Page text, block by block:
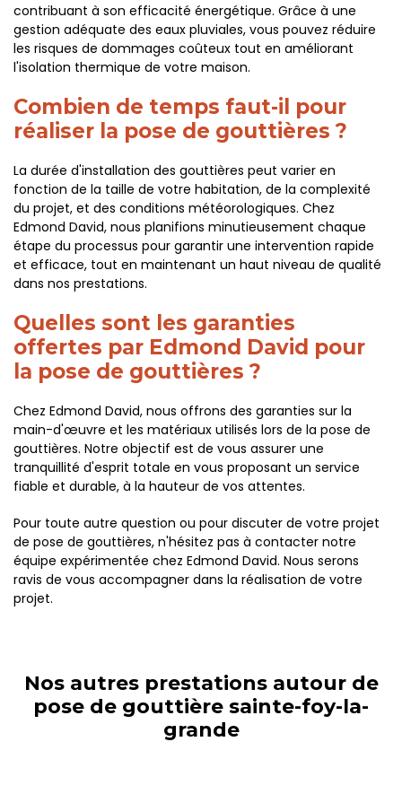
contribuant à son efficacité énergétique. Grâce à une
gestion adéquate des eaux pluviales, vous pouvez réduire
les risques de dommages coûteux tout en améliorant
l'isolation thermique de votre maison.
Combien de temps faut-il pour
réaliser la pose de gouttières ?
La durée d'installation des gouttières peut varier en
fonction de la taille de votre habitation, de la complexité
du projet, et des conditions météorologiques. Chez
Edmond David, nous planifions minutieusement chaque
étape du processus pour garantir une intervention rapide
et efficace, tout en maintenant un haut niveau de qualité
dans nos prestations.
Quelles sont les garanties
offertes par Edmond David pour
la pose de gouttières ?
Chez Edmond David, nous offrons des garanties sur la
main-d'œuvre et les matériaux utilisés lors de la pose de
gouttières. Notre objectif est de vous assurer une
tranquillité d'esprit totale en vous proposant un service
fiable et durable, à la hauteur de vos attentes.
Pour toute autre question ou pour discuter de votre projet
de pose de gouttières, n'hésitez pas à contacter notre
équipe expérimentée chez Edmond David. Nous serons
ravis de vous accompagner dans la réalisation de votre
projet.
Nos autres prestations autour de
pose de gouttière sainte-foy-la-
grande